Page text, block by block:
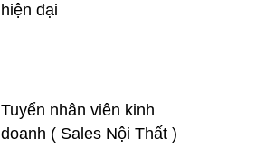
hiện đại
Tuyển nhân viên kinh
doanh ( Sales Nội Thất )